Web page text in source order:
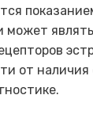
от наличия